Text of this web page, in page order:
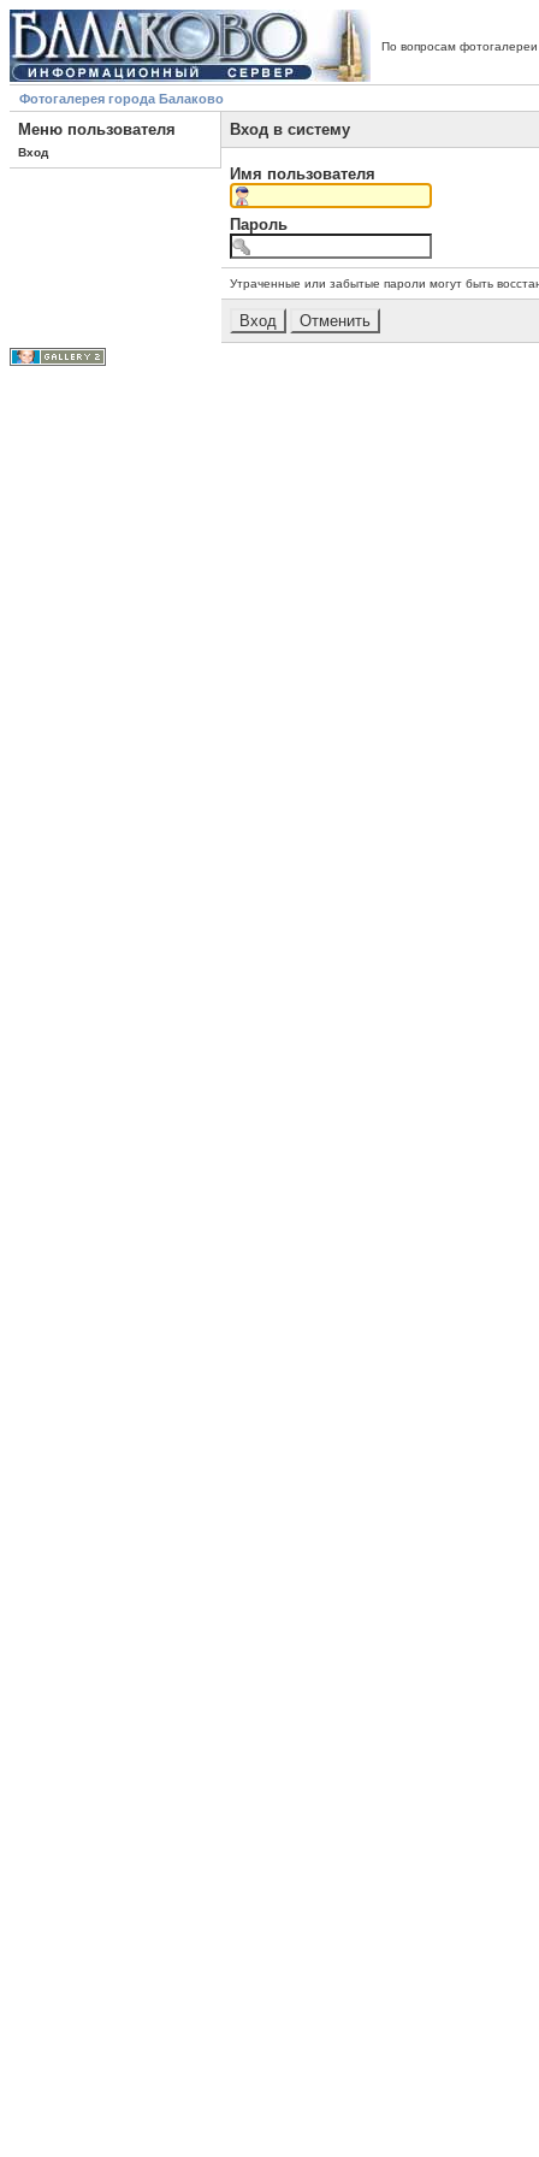
По вопросам
Фотогалерея города Балаково
Меню пользователя
Вход
Вход в систему
Имя пользователя
Пароль
Утраченные или забытые пароли могут быть